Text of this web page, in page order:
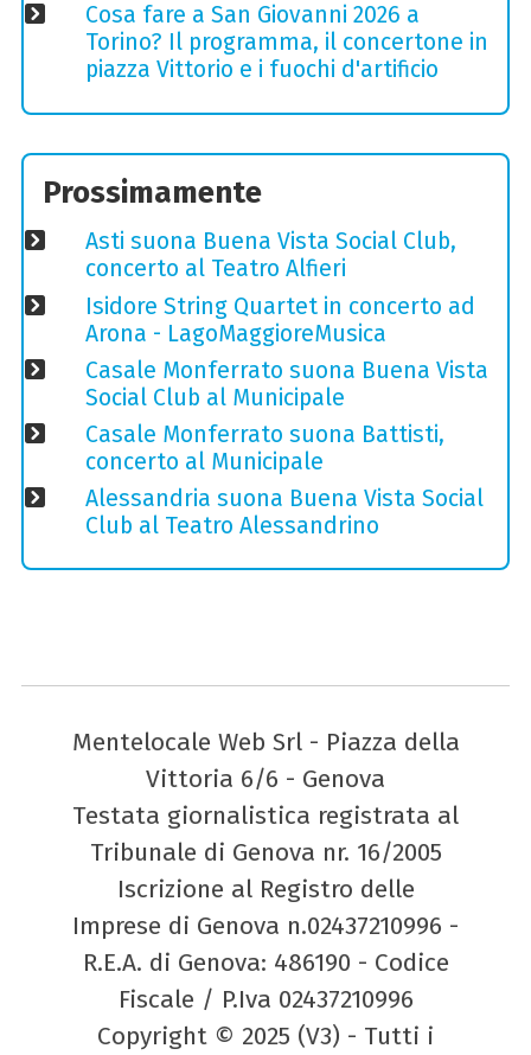
Cosa fare a San Giovanni 2026 a
Torino? Il programma, il concertone in
piazza Vittorio e i fuochi d'artificio
Prossimamente
Asti suona Buena Vista Social Club,
concerto al Teatro Alfieri
Isidore String Quartet in concerto ad
Arona - LagoMaggioreMusica
Casale Monferrato suona Buena Vista
Social Club al Municipale
Casale Monferrato suona Battisti,
concerto al Municipale
Alessandria suona Buena Vista Social
Club al Teatro Alessandrino
Mentelocale Web Srl - Piazza della
Vittoria 6/6 - Genova
Testata giornalistica registrata al
Tribunale di Genova nr. 16/2005
Iscrizione al Registro delle
Imprese di Genova n.02437210996 -
R.E.A. di Genova: 486190 - Codice
Fiscale / P.Iva 02437210996
Copyright © 2025 (V3) - Tutti i